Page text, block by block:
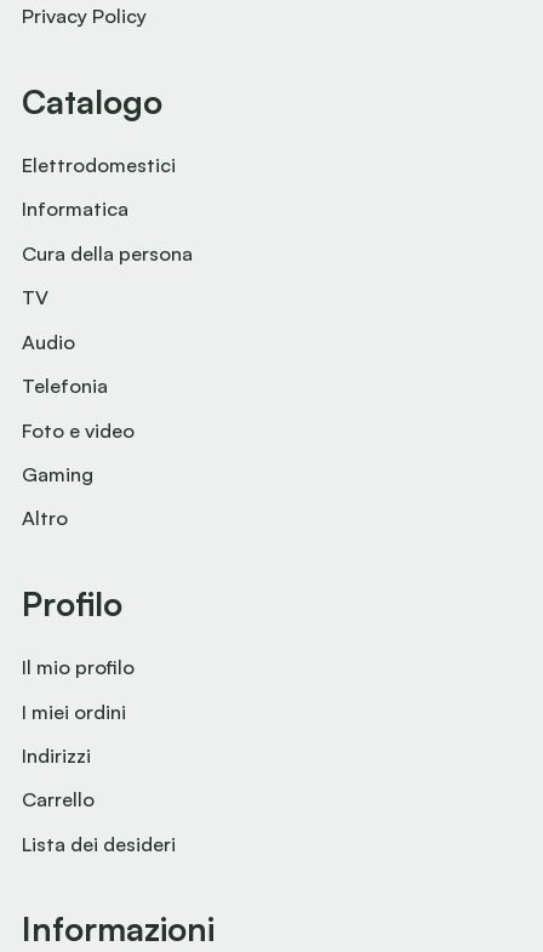
Privacy Policy
Catalogo
Elettrodomestici
Informatica
Cura della persona
TV
Audio
Telefonia
Foto e video
Gaming
Altro
Profilo
Il mio profilo
I miei ordini
Indirizzi
Carrello
Lista dei desideri
Informazioni